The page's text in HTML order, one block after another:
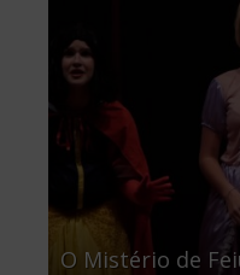
O Mistério de